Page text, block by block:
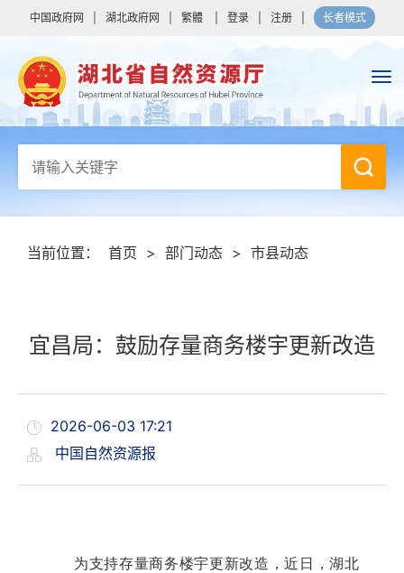
中国政府网 湖北政府网 繁體 登录 注册 长者模式
当前位置： 首页 > 部门动态 > 市县动态
宜昌局：鼓励存量商务楼宇更新改造
2026-06-03 17:21
中国自然资源报
为支持存量商务楼宇更新改造，近日，湖北